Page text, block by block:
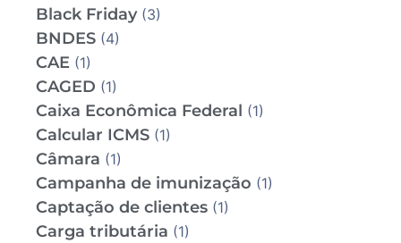
Black Friday(3)
BNDES (4)
CAE (1)
CAGED (1)
Caixa Econômica Federal (1)
Calcular ICMS (1)
Câmara (1)
Campanha de imunização (1)
Captação de clientes (1)
Carga tributária (1)